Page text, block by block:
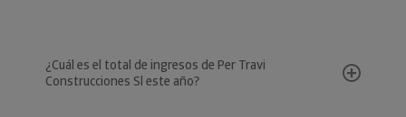
¿Cuál es el total de ingresos de Per Travi
Construcciones Sl este año?